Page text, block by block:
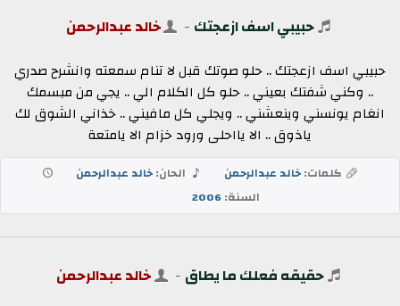
حبيبي اسف ازعجتك - خالد عبدالرحمن
حبيبي اسف ازعجتك .. حلو صوتك قبل لا تنام سمعته وانشرح صدري
.. وكني شفتك بعيني .. حلو كل الكلام الي .. يجي من مبسمك
انغام يونسني وينعشني .. ويجلي كل مافيني .. خذاني الشوق لك
ياذوق .. الا يااحلى ورود خزام الا يامتعة
كلمات:خالد عبدالرحمن الحان:خالد عبدالرحمن
السنة:2006
حقيقه فعلك ما يطاق - خالد عبدالرحمن